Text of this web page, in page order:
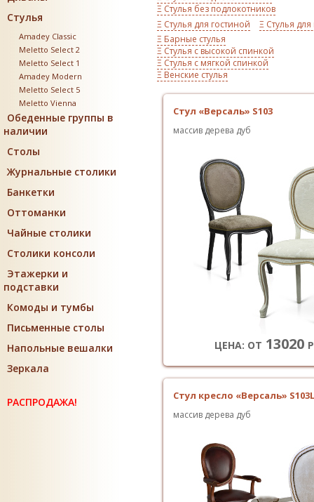
Стулья
Amadey Classic
Meletto Select 2
Meletto Select 1
Amadey Modern
Meletto Select 5
Meletto Vienna
Обеденные группы в
наличии
Столы
Журнальные столики
Банкетки
Оттоманки
Чайные столики
Столики консоли
Этажерки и
подставки
Комоды и тумбы
Письменные столы
Напольные вешалки
Зеркала
РАСПРОДАЖА!
Ξ Стулья без подлокотников
Ξ Стулья для гостиной
Ξ Стулья для
Ξ Барные стулья
Ξ Стулья с высокой спинкой
Ξ Стулья с мягкой спинкой
Ξ Венские стулья
Стул «Версаль» S103
массив дерева дуб
ЦЕНА: ОТ 13020
Стул кресло «Версаль» S103L
массив дерева дуб